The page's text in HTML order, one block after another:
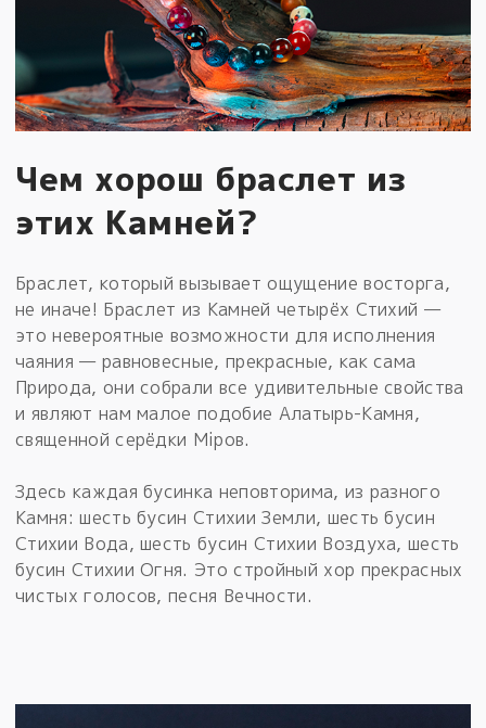
Чем хорош браслет из
этих Камней?
Браслет, который вызывает ощущение восторга,
не иначе! Браслет из Камней четырёх Стихий —
это невероятные возможности для исполнения
чаяния — равновесные, прекрасные, как сама
Природа, они собрали все удивительные свойства
и являют нам малое подобие Алатырь-Камня,
священной серёдки Мiров.
Здесь каждая бусинка неповторима, из разного
Камня: шесть бусин Стихии Земли, шесть бусин
Стихии Вода, шесть бусин Стихии Воздуха, шесть
бусин Стихии Огня. Это стройный хор прекрасных
чистых голосов, песня Вечности.